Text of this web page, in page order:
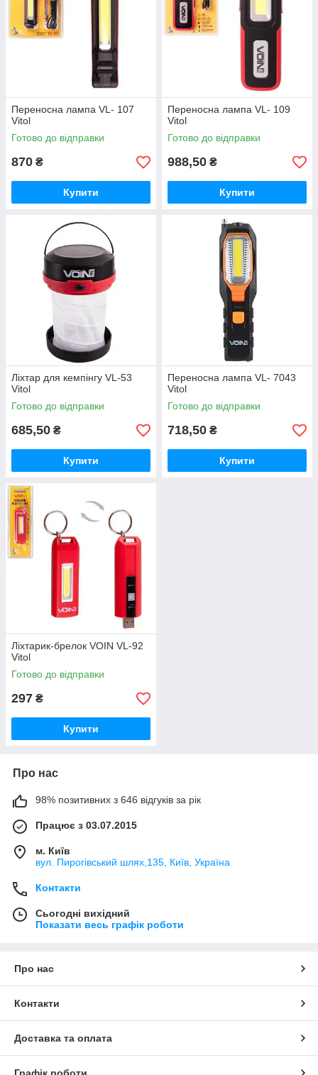
Переносна лампа VL- 107
Vitol
Готово до відправки
870 ₴
Купити
Переносна лампа VL- 109
Vitol
Готово до відправки
988,50 ₴
Купити
Ліхтар для кемпінгу VL-53
Vitol
Готово до відправки
685,50 ₴
Купити
Переносна лампа VL- 7043
Vitol
Готово до відправки
718,50 ₴
Купити
Ліхтарик-брелок VOIN VL-92
Vitol
Готово до відправки
297 ₴
Купити
Про нас
98% позитивних з 646 відгуків за рік
Працює з 03.07.2015
м. Київ
вул. Пирогівський шлях,135, Київ, Україна
Контакти
Сьогодні вихідний
Показати весь графік роботи
Про нас
Контакти
Доставка та оплата